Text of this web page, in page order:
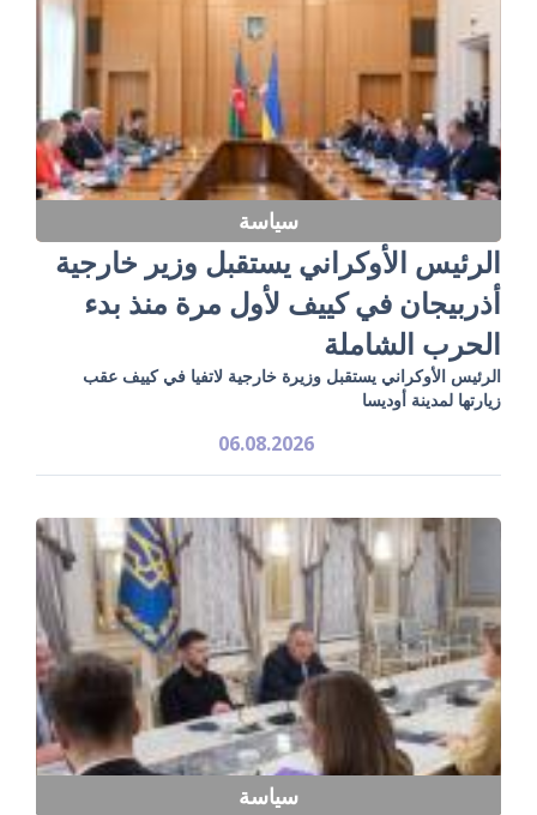
سياسة
الرئيس الأوكراني يستقبل وزير خارجية
أذربيجان في كييف لأول مرة منذ بدء
الحرب الشاملة
الرئيس الأوكراني يستقبل وزيرة خارجية لاتفيا في كييف عقب
زيارتها لمدينة أوديسا
06.08.2026
سياسة